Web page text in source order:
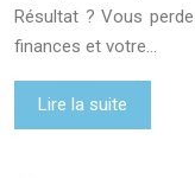
Résultat ? Vous
finances et votre…
Lire la suite